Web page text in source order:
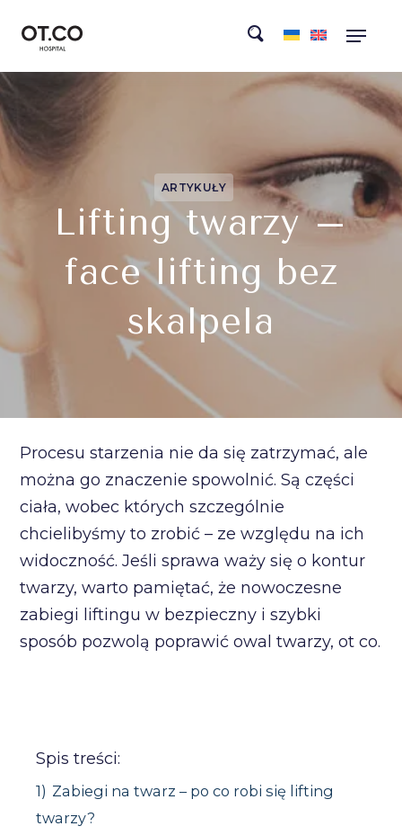
ARTYKUŁY
Lifting twarzy –
face lifting bez
skalpela
Procesu starzenia nie da się zatrzymać, ale
można go znaczenie spowolnić. Są części
ciała, wobec których szczególnie
chcielibyśmy to zrobić – ze względu na ich
widoczność. Jeśli sprawa waży się o kontur
twarzy, warto pamiętać, że nowoczesne
zabiegi liftingu w bezpieczny i szybki
sposób pozwolą poprawić owal twarzy, ot co.
Spis treści:
1) Zabiegi na twarz – po co robi się lifting
twarzy?